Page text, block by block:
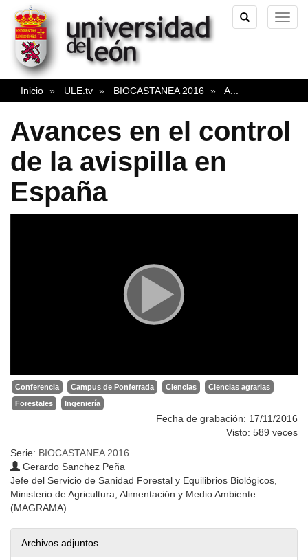
TOGGLE
SEARCH
Inicio ULE.tv BIOCASTANEA 2016 A
Avances en el control
de la avispilla en
España
Conferencia Campus de Ponferrada Ciencias
Ciencias agrarias
Forestales
Ingeniería
Fecha de grabación: 17/11/2016
Visto: 589 veces
Serie: BIOCASTANEA 2016
Gerardo Sanchez Peña
Jefe del Servicio de Sanidad Forestal y Equilibrios Biológicos,
Ministerio de Agricultura, Alimentación y Medio Ambiente
(MAGRAMA)
Archivos adjuntos